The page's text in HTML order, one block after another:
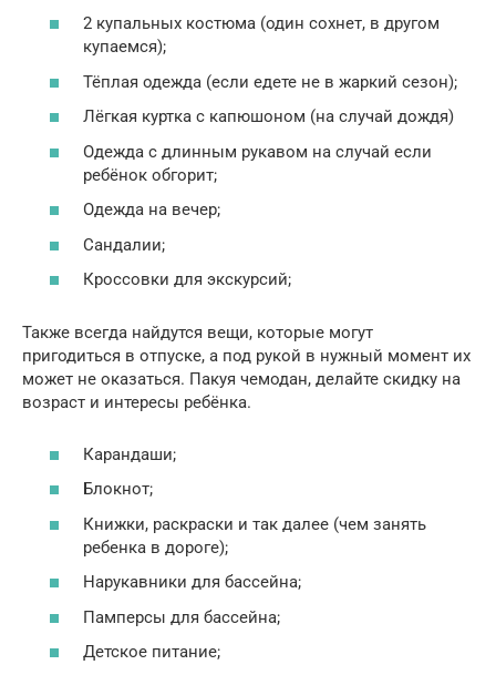
2 купальных костюма (один сохнет, в другом
купаемся);
Тёплая одежда (если едете не в жаркий сезон);
Лёгкая куртка с капюшоном (на случай дождя)
Одежда с длинным рукавом на случай если
ребёнок обгорит;
Одежда на вечер;
Сандалии;
Кроссовки для экскурсий;
Также всегда найдутся вещи, которые могут
пригодиться в отпуске, а под рукой в нужный момент их
может не оказаться. Пакуя чемодан, делайте скидку на
возраст и интересы ребёнка.
Карандаши;
Блокнот;
Книжки, раскраски и так далее (чем занять
ребенка в дороге);
Нарукавники для бассейна;
Памперсы для бассейна;
Детское питание;